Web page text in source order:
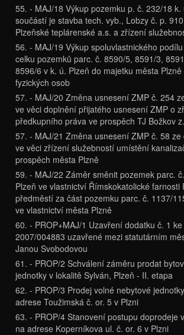
55. - MAJ/18 Výkup pozemku p. č. 232/18 k.
součástí je stavba tech. vyb., Lobzy č. p.
Plzeňské teplárenské a.s. a zřízení
56. - MAJ/19 Výkup spoluvlastnického
celku pozemků parc. č. 8590/5, 8591/3,
8596/6 v k. ú. Plzeň do majetku města Plzně
fyzických osob
57. - MAJ/20 Změna usnesení ZMP č. 254
ve věci doplnění přijatého usnesení ZMP o
předkupního práva ve prospěch TJ Božkov
57. - MAJ/21 Změna usnesení ZMP č. 58
ve věci zřízení služebností umístění
prospěch města Plzně
59. - MAJ/22 Záměr směnit pozemek parc.
Plzeň ve vlastnictví Římskokatolické farnosti
předměstí za část pozemku parc. č. 1137/
ve vlastnictví města Plzně
60. - PROP+MAJ/1 Uzavření dodatku č. 1
2007/004883 uzavřené mezi statutárním
Janou Svobodovou
61. - PROP/2 Schválení záměru prodat
jednotky v lokalitě Sylván, Plzeň - II. etapa
62. - PROP/3 Prodej volné nebytové
adrese Toužimská č. or. 5 v Plzni
63. - PROP/4 Stanovení postupu doprodeje
na adrese Koperníkova ul. č. or. 6 v Plzni